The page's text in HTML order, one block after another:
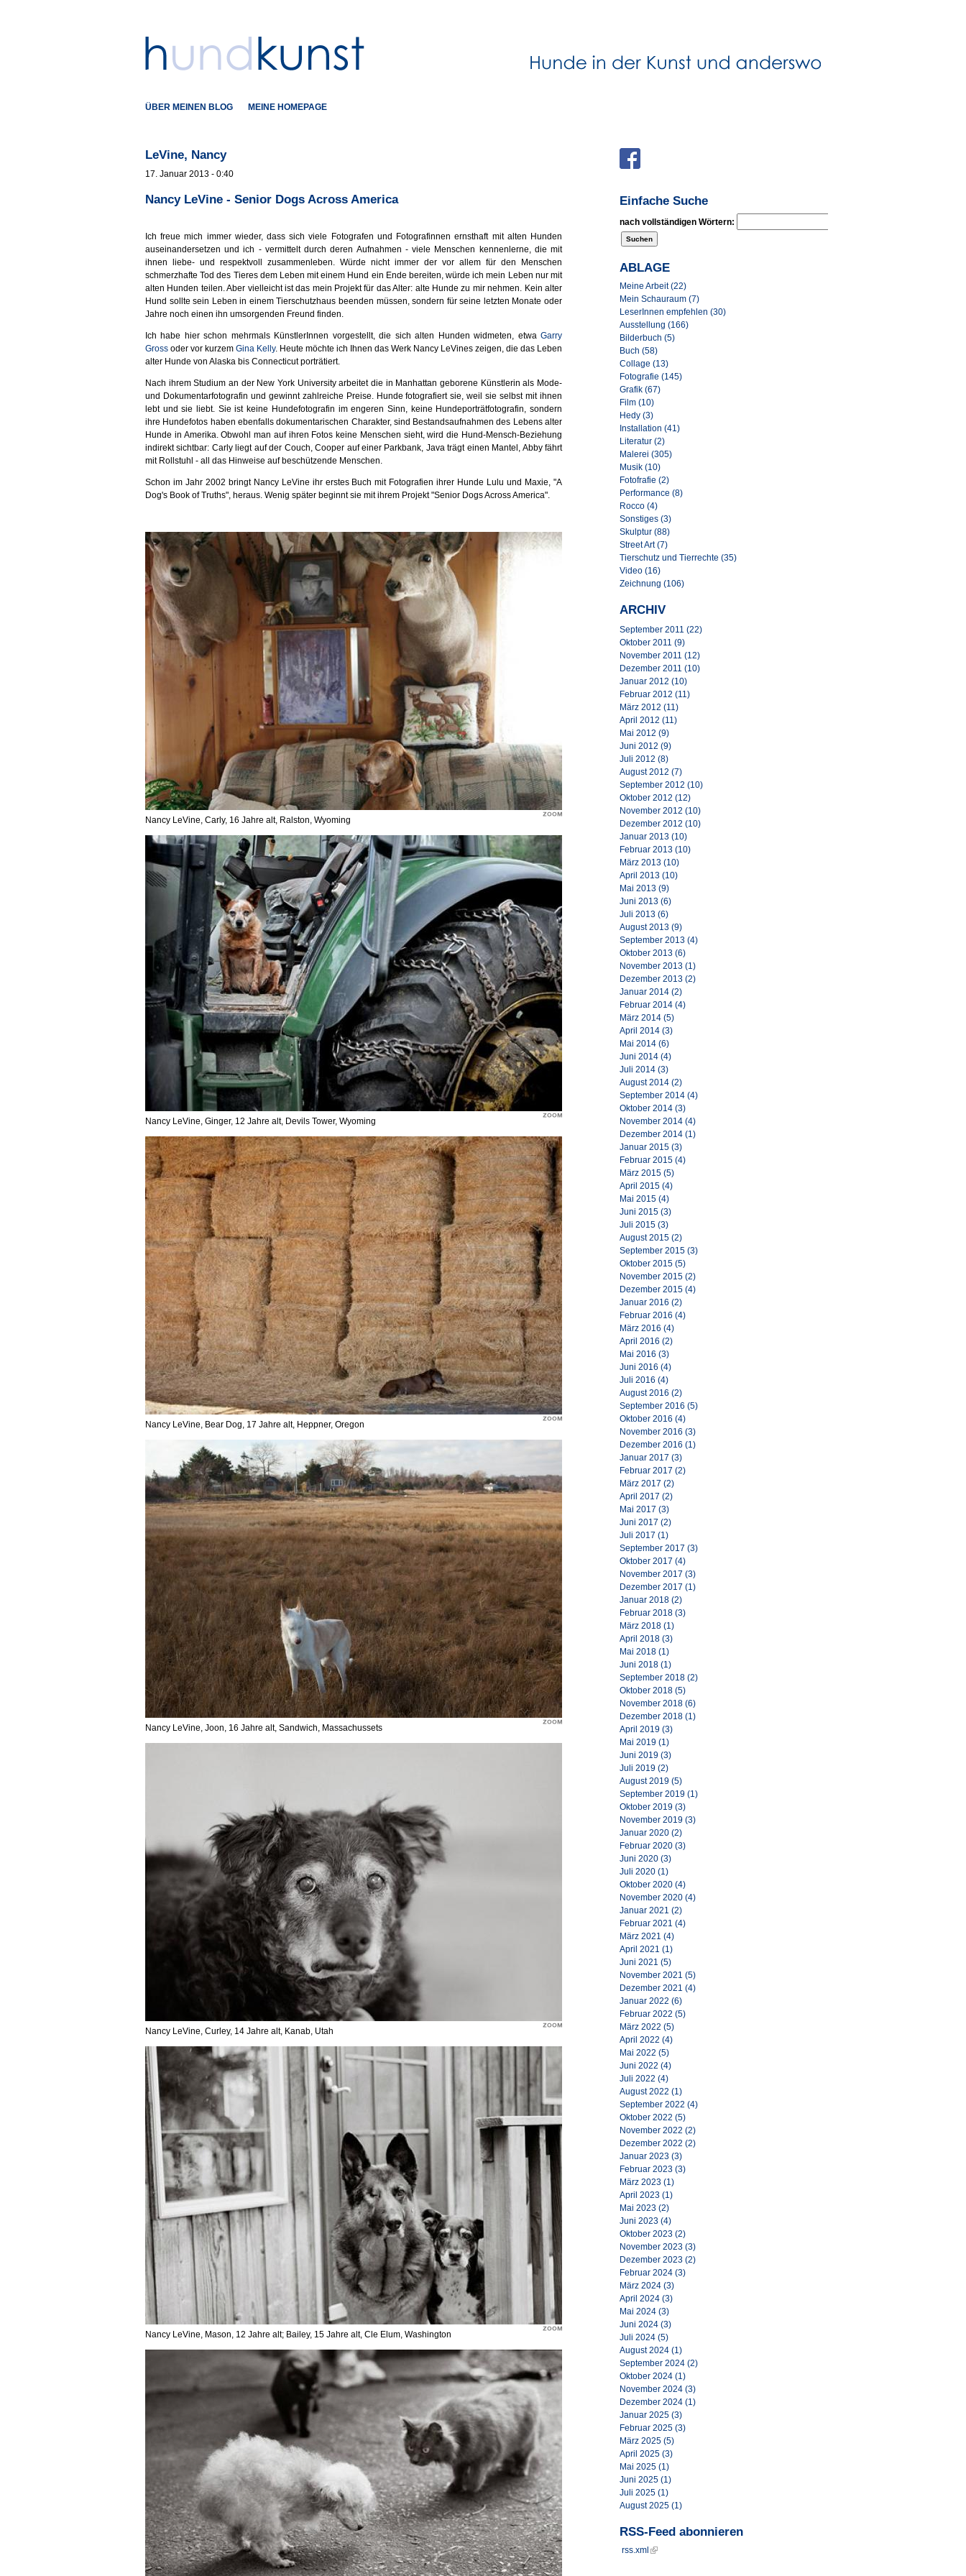
ÜBER MEINEN BLOG MEINE HOMEPAGE
LeVine, Nancy
17. Januar 2013 - 0:40
Nancy LeVine - Senior Dogs Across America
Ich freue mich immer wieder, dass sich viele Fotografen und Fotografinnen ernsthaft mit alten Hunden
auseinandersetzen und ich - vermittelt durch deren Aufnahmen - viele Menschen kennenlerne, die mit
ihnen liebe- und respektvoll zusammenleben. Würde nicht immer der vor allem für den Menschen
schmerzhafte Tod des Tieres dem Leben mit einem Hund ein Ende bereiten, würde ich mein Leben nur mit
alten Hunden teilen. Aber vielleicht ist das mein Projekt für das Alter: alte Hunde zu mir nehmen. Kein alter
Hund sollte sein Leben in einem Tierschutzhaus beenden müssen, sondern für seine letzten Monate oder
Jahre noch einen ihn umsorgenden Freund finden.
Ich habe hier schon mehrmals KünstlerInnen vorgestellt, die sich alten Hunden widmeten, etwa Garry
Gross oder vor kurzem Gina Kelly. Heute möchte ich Ihnen das Werk Nancy LeVines zeigen, die das Leben
alter Hunde von Alaska bis Connecticut porträtiert.
Nach ihrem Studium an der New York University arbeitet die in Manhattan geborene Künstlerin als Mode-
und Dokumentarfotografin und gewinnt zahlreiche Preise. Hunde fotografiert sie, weil sie selbst mit ihnen
lebt und sie liebt. Sie ist keine Hundefotografin im engeren Sinn, keine Hundeporträtfotografin, sondern
ihre Hundefotos haben ebenfalls dokumentarischen Charakter, sind Bestandsaufnahmen des Lebens alter
Hunde in Amerika. Obwohl man auf ihren Fotos keine Menschen sieht, wird die Hund-Mensch-Beziehung
indirekt sichtbar: Carly liegt auf der Couch, Cooper auf einer Parkbank, Java trägt einen Mantel, Abby fährt
mit Rollstuhl - all das Hinweise auf beschützende Menschen.
Schon im Jahr 2002 bringt Nancy LeVine ihr erstes Buch mit Fotografien ihrer Hunde Lulu und Maxie, "A
Dog's Book of Truths", heraus. Wenig später beginnt sie mit ihrem Projekt "Senior Dogs Across America".
Nancy LeVine, Carly, 16 Jahre alt, Ralston, Wyoming
Nancy LeVine, Ginger, 12 Jahre alt, Devils Tower, Wyoming
Nancy LeVine, Bear Dog, 17 Jahre alt, Heppner, Oregon
Nancy LeVine, Joon, 16 Jahre alt, Sandwich, Massachussets
Nancy LeVine, Curley, 14 Jahre alt, Kanab, Utah
Nancy LeVine, Mason, 12 Jahre alt; Bailey, 15 Jahre alt, Cle Elum, Washington
Einfache Suche
nach vollständigen Wörtern:
ABLAGE
Meine Arbeit (22)
Mein Schauraum (7)
LeserInnen empfehlen (30)
Ausstellung (166)
Bilderbuch (5)
Buch (58)
Collage (13)
Fotografie (145)
Grafik (67)
Film (10)
Hedy (3)
Installation (41)
Literatur (2)
Malerei (305)
Musik (10)
Fotofrafie (2)
Performance (8)
Rocco (4)
Sonstiges (3)
Skulptur (88)
Street Art (7)
Tierschutz und Tierrechte (35)
Video (16)
Zeichnung (106)
ARCHIV
September 2011 (22)
Oktober 2011 (9)
November 2011 (12)
Dezember 2011 (10)
Januar 2012 (10)
Februar 2012 (11)
März 2012 (11)
April 2012 (11)
Mai 2012 (9)
Juni 2012 (9)
Juli 2012 (8)
August 2012 (7)
September 2012 (10)
Oktober 2012 (12)
November 2012 (10)
Dezember 2012 (10)
Januar 2013 (10)
Februar 2013 (10)
März 2013 (10)
April 2013 (10)
Mai 2013 (9)
Juni 2013 (6)
Juli 2013 (6)
August 2013 (9)
September 2013 (4)
Oktober 2013 (6)
November 2013 (1)
Dezember 2013 (2)
Januar 2014 (2)
Februar 2014 (4)
März 2014 (5)
April 2014 (3)
Mai 2014 (6)
Juni 2014 (4)
Juli 2014 (3)
August 2014 (2)
September 2014 (4)
Oktober 2014 (3)
November 2014 (4)
Dezember 2014 (1)
Januar 2015 (3)
Februar 2015 (4)
März 2015 (5)
April 2015 (4)
Mai 2015 (4)
Juni 2015 (3)
Juli 2015 (3)
August 2015 (2)
September 2015 (3)
Oktober 2015 (5)
November 2015 (2)
Dezember 2015 (4)
Januar 2016 (2)
Februar 2016 (4)
März 2016 (4)
April 2016 (2)
Mai 2016 (3)
Juni 2016 (4)
Juli 2016 (4)
August 2016 (2)
September 2016 (5)
Oktober 2016 (4)
November 2016 (3)
Dezember 2016 (1)
Januar 2017 (3)
Februar 2017 (2)
März 2017 (2)
April 2017 (2)
Mai 2017 (3)
Juni 2017 (2)
Juli 2017 (1)
September 2017 (3)
Oktober 2017 (4)
November 2017 (3)
Dezember 2017 (1)
Januar 2018 (2)
Februar 2018 (3)
März 2018 (1)
April 2018 (3)
Mai 2018 (1)
Juni 2018 (1)
September 2018 (2)
Oktober 2018 (5)
November 2018 (6)
Dezember 2018 (1)
April 2019 (3)
Mai 2019 (1)
Juni 2019 (3)
Juli 2019 (2)
August 2019 (5)
September 2019 (1)
Oktober 2019 (3)
November 2019 (3)
Januar 2020 (2)
Februar 2020 (3)
Juni 2020 (3)
Juli 2020 (1)
Oktober 2020 (4)
November 2020 (4)
Januar 2021 (2)
Februar 2021 (4)
März 2021 (4)
April 2021 (1)
Juni 2021 (5)
November 2021 (5)
Dezember 2021 (4)
Januar 2022 (6)
Februar 2022 (5)
März 2022 (5)
April 2022 (4)
Mai 2022 (5)
Juni 2022 (4)
Juli 2022 (4)
August 2022 (1)
September 2022 (4)
Oktober 2022 (5)
November 2022 (2)
Dezember 2022 (2)
Januar 2023 (3)
Februar 2023 (3)
März 2023 (1)
April 2023 (1)
Mai 2023 (2)
Juni 2023 (4)
Oktober 2023 (2)
November 2023 (3)
Dezember 2023 (2)
Februar 2024 (3)
März 2024 (3)
April 2024 (3)
Mai 2024 (3)
Juni 2024 (3)
Juli 2024 (5)
August 2024 (1)
September 2024 (2)
Oktober 2024 (1)
November 2024 (3)
Dezember 2024 (1)
Januar 2025 (3)
Februar 2025 (3)
März 2025 (5)
April 2025 (3)
Mai 2025 (1)
Juni 2025 (1)
Juli 2025 (1)
August 2025 (1)
RSS-Feed abonnieren
rss.xml